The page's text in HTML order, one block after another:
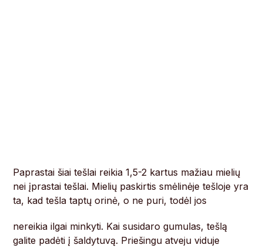
Paprastai šiai tešlai reikia 1,5-2 kartus mažiau mielių
nei įprastai tešlai. Mielių paskirtis smėlinėje tešloje yra
ta, kad tešla taptų orinė, o ne puri, todėl jos
nereikia ilgai minkyti. Kai susidaro gumulas, tešlą
galite padėti į šaldytuvą. Priešingu atveju viduje